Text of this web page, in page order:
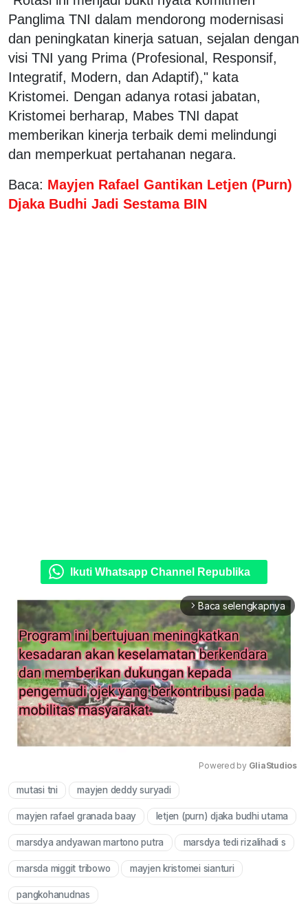
Panglima TNI dalam mendorong modernisasi
dan peningkatan kinerja satuan, sejalan dengan
visi TNI yang Prima (Profesional, Responsif,
Integratif, Modern, dan Adaptif)," kata
Kristomei. Dengan adanya rotasi jabatan,
Kristomei berharap, Mabes TNI dapat
memberikan kinerja terbaik demi melindungi
dan memperkuat pertahanan negara.
Baca: Mayjen Rafael Gantikan Letjen (Purn)
Djaka Budhi Jadi Sestama BIN
Ikuti Whatsapp Channel Republika
arrow_forward_ios Baca selengkapnya
Powered by GliaStudios
mutasi tni mayjen deddy suryadi
mayjen rafael granada baay letjen (purn) djaka budhi utama
marsdya andyawan martono putra marsdya tedi rizalihadi s
marsda miggit tribowo mayjen kristomei sianturi
pangkohanudnas